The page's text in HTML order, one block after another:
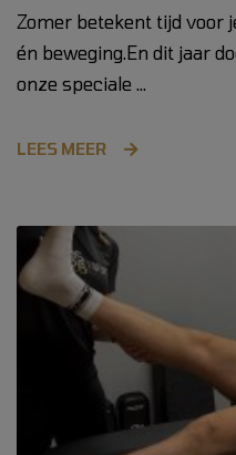
Zomer betekent tijd voor
én beweging.En dit jaar
onze speciale …
LEES MEER